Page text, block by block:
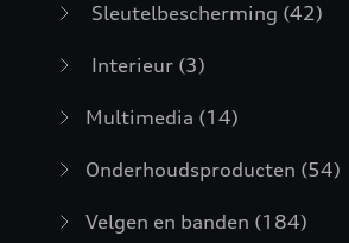
Sleutelbescherming (42)
Interieur (3)
Multimedia (14)
Onderhoudsproducten (54)
Velgen en banden (184)